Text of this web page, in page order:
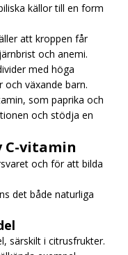
källor till en form
att kroppen får
och anemi.
med höga
och växande barn.
som paprika och
och stödja en
C-vitamin
och för att bilda
det både naturliga
särskilt i citrusfrukter.